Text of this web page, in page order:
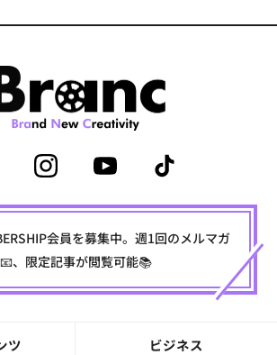
会員を募集中。週1回のメルマガ
📧、限定記事が閲覧可能📚
ツ ビジネス